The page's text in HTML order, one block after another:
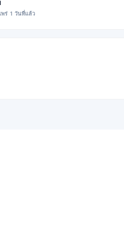
พร่ 1 วันที่แล้ว